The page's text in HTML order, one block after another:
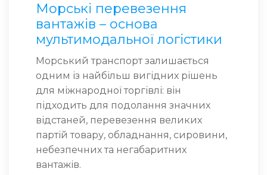
Морські перевезення
вантажів – основа
мультимодальної логістики
Морський транспорт залишається
одним із найбільш вигідних рішень
для міжнародної торгівлі: він
підходить для подолання значних
відстаней, перевезення великих
партій товару, обладнання, сировини,
небезпечних та негабаритних
вантажів.